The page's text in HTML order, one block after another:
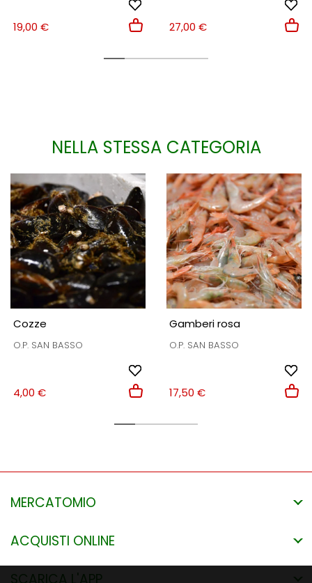
19,00 € 27,00 €
NELLA STESSA CATEGORIA
Cozze
O.P. SAN BASSO
4,00 €
Gamberi rosa
O.P. SAN BASSO
17,50 €
MERCATOMIO
ACQUISTI ONLINE